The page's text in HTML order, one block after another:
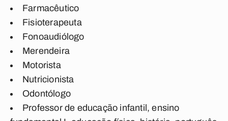
Farmacêutico
Fisioterapeuta
Fonoaudiólogo
Merendeira
Motorista
Nutricionista
Odontólogo
Professor de educação infantil, ensino